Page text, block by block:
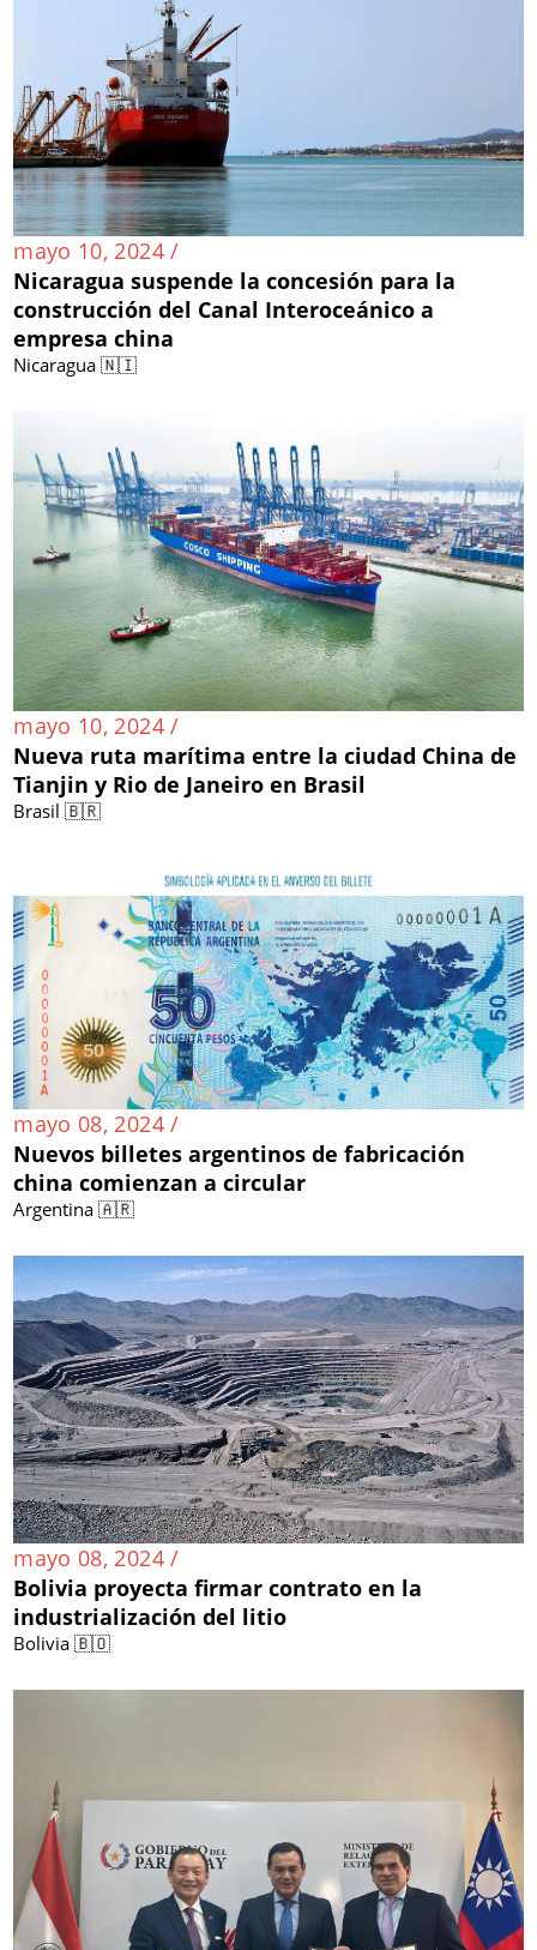
mayo 10, 2024 /
Nicaragua suspende la concesión para la
construcción del Canal Interoceánico a
empresa china
Nicaragua 🇳🇮
mayo 10, 2024 /
Nueva ruta marítima entre la ciudad China de
Tianjin y Rio de Janeiro en Brasil
Brasil 🇧🇷
mayo 08, 2024 /
Nuevos billetes argentinos de fabricación
china comienzan a circular
Argentina 🇦🇷
mayo 08, 2024 /
Bolivia proyecta firmar contrato en la
industrialización del litio
Bolivia 🇧🇴